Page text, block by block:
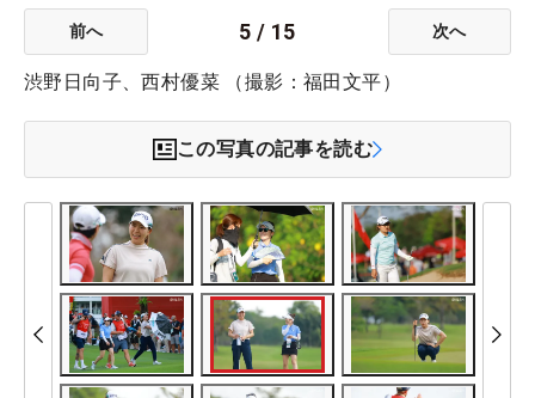
前へ 5 / 15 次へ
渋野日向子、西村優菜 （撮影：福田文平）
この写真の記事を読む